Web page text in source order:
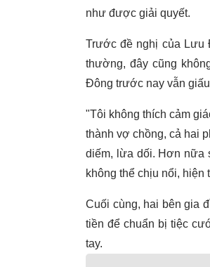
như được giải quyết.
Trước đề nghị của Lưu
thường, đây cũng
Đông trước nay vẫn
"Tôi không thích cảm
thành vợ chồng, cả hai
diếm, lừa dối. Hơn nữa
không thể chịu nổi, hiện
Cuối cùng, hai bên gia
tiền để chuẩn bị tiệc
tay.